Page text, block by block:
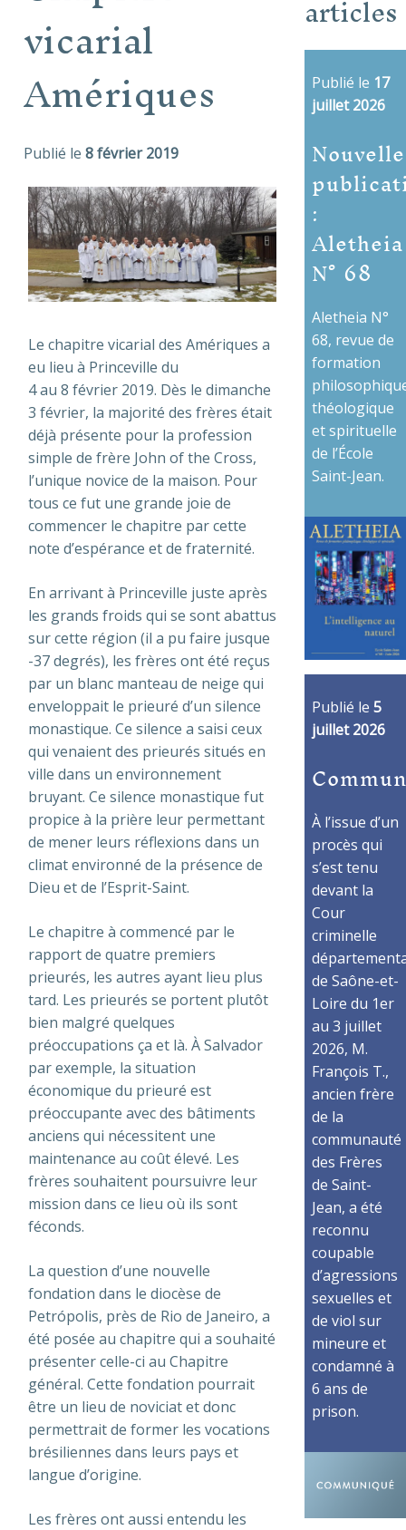
vicarial
Amériques
Publié le 8 février 2019
Le chapitre vicarial des Amériques a
eu lieu à Princeville du
4 au 8 février 2019. Dès le dimanche
3 février, la majorité des frères était
déjà présente pour la profession
simple de frère John of the Cross,
l’unique novice de la maison. Pour
tous ce fut une grande joie de
commencer le chapitre par cette
note d’espérance et de fraternité.
En arrivant à Princeville juste après
les grands froids qui se sont abattus
sur cette région (il a pu faire jusque
-37 degrés), les frères ont été reçus
par un blanc manteau de neige qui
enveloppait le prieuré d’un silence
monastique. Ce silence a saisi ceux
qui venaient des prieurés situés en
ville dans un environnement
bruyant. Ce silence monastique fut
propice à la prière leur permettant
de mener leurs réflexions dans un
climat environné de la présence de
Dieu et de l’Esprit-Saint.
Le chapitre à commencé par le
rapport de quatre premiers
prieurés, les autres ayant lieu plus
tard. Les prieurés se portent plutôt
bien malgré quelques
préoccupations ça et là. À Salvador
par exemple, la situation
économique du prieuré est
préoccupante avec des bâtiments
anciens qui nécessitent une
maintenance au coût élevé. Les
frères souhaitent poursuivre leur
mission dans ce lieu où ils sont
féconds.
La question d’une nouvelle
fondation dans le diocèse de
Petrópolis, près de Rio de Janeiro, a
été posée au chapitre qui a souhaité
présenter celle-ci au Chapitre
général. Cette fondation pourrait
être un lieu de noviciat et donc
permettrait de former les vocations
brésiliennes dans leurs pays et
langue d’origine.
Les frères ont aussi entendu les
articles
Publié le 17
juillet 2026
Nouvelle
:
Aletheia
N° 68
Aletheia N°
68, revue de
formation
théologique
et spirituelle
de l’École
Saint-Jean.
Publié le 5
juillet 2026
À l’issue d’un
procès qui
s’est tenu
devant la
Cour
criminelle
de Saône-et-
Loire du 1er
au 3 juillet
2026, M.
François T.,
ancien frère
de la
communauté
des Frères
de Saint-
Jean, a été
reconnu
coupable
d’agressions
sexuelles et
de viol sur
mineure et
condamné à
6 ans de
prison.